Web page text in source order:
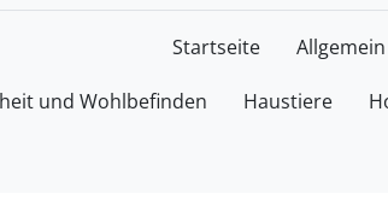
Startseite Allgemein
und Wohlbefinden Haustiere